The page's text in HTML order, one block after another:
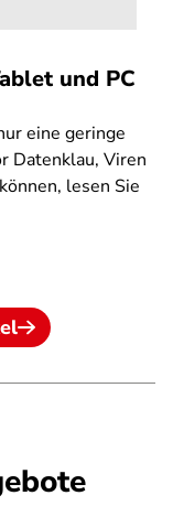
und PC
eine geringe
Datenklau, Viren
lesen Sie